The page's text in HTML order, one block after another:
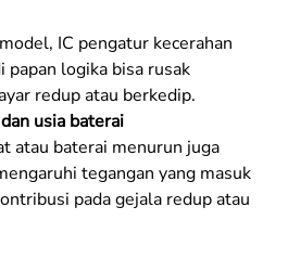
IC pengatur kecerahan
papan logika bisa rusak
redup atau berkedip.
usia baterai
atau baterai menurun juga
tegangan yang masuk
pada gejala redup atau